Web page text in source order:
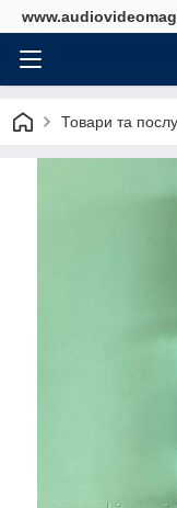
Товари та